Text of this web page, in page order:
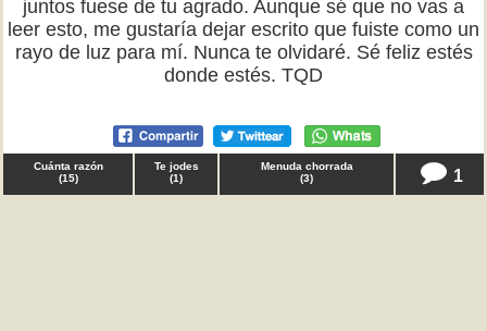
juntos fuese de tu agrado. Aunque sé que no vas a
leer esto, me gustaría dejar escrito que fuiste como un
rayo de luz para mí. Nunca te olvidaré. Sé feliz estés
donde estés. TQD
Cuánta razón
(15)
Te jodes
(1)
Menuda chorrada
(3) 1